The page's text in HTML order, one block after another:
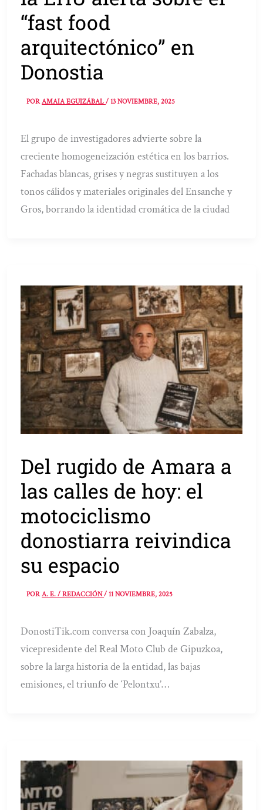
“fast food
arquitectónico” en
Donostia
PORAMAIA EGUIZÁBAL/13 NOVIEMBRE, 2025
El grupo de investigadores advierte sobre la
creciente homogeneización estética en los barrios.
Fachadas blancas, grises y negras sustituyen a los
tonos cálidos y materiales originales del Ensanche y
Gros, borrando la identidad cromática de la ciudad
Del rugido de Amara a
las calles de hoy: el
motociclismo
donostiarra reivindica
su espacio
PORA. E. / REDACCIÓN/11 NOVIEMBRE, 2025
DonostiTik.com conversa con Joaquín Zabalza,
vicepresidente del Real Moto Club de Gipuzkoa,
sobre la larga historia de la entidad, las bajas
emisiones, el triunfo de ‘Pelontxu’…